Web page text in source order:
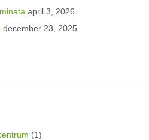
april 3, 2026
december 23, 2025
(1)